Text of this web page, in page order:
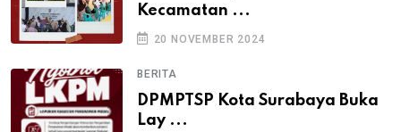
Kecamatan ...
20 NOVEMBER 2024
BERITA
DPMPTSP Kota Surabaya Buka
Lay ...